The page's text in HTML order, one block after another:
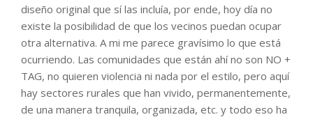
diseño original que sí las incluía, por ende, hoy día no
existe la posibilidad de que los vecinos puedan ocupar
otra alternativa. A mi me parece gravísimo lo que está
ocurriendo. Las comunidades que están ahí no son NO +
TAG, no quieren violencia ni nada por el estilo, pero aquí
hay sectores rurales que han vivido, permanentemente,
de una manera tranquila, organizada, etc. y todo eso ha